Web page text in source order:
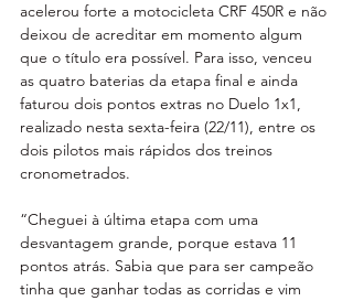
acelerou forte a motocicleta CRF 450R e não
deixou de acreditar em momento algum
que o título era possível. Para isso, venceu
as quatro baterias da etapa final e ainda
faturou dois pontos extras no Duelo 1x1,
realizado nesta sexta-feira (22/11), entre os
dois pilotos mais rápidos dos treinos
cronometrados.
“Cheguei à última etapa com uma
desvantagem grande, porque estava 11
pontos atrás. Sabia que para ser campeão
tinha que ganhar todas as corridas e vim